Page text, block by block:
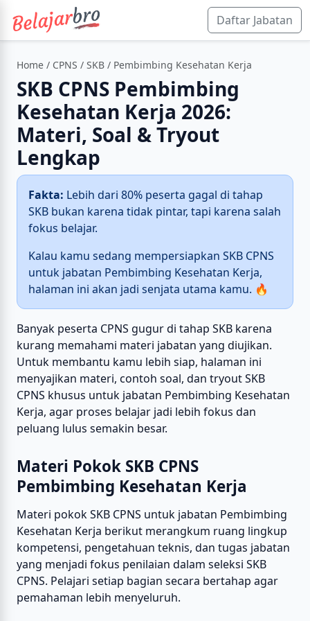
Daftar Jabatan
Home / CPNS / SKB / Pembimbing Kesehatan Kerja
SKB CPNS Pembimbing
Kesehatan Kerja 2026:
Materi, Soal & Tryout
Lengkap
Fakta: Lebih dari 80% peserta gagal di tahap
SKB bukan karena tidak pintar, tapi karena salah
fokus belajar.
Kalau kamu sedang mempersiapkan SKB CPNS
untuk jabatan Pembimbing Kesehatan Kerja,
halaman ini akan jadi senjata utama kamu. 🔥
Banyak peserta CPNS gugur di tahap SKB karena
kurang memahami materi jabatan yang diujikan.
Untuk membantu kamu lebih siap, halaman ini
menyajikan materi, contoh soal, dan tryout SKB
CPNS khusus untuk jabatan Pembimbing Kesehatan
Kerja, agar proses belajar jadi lebih fokus dan
peluang lulus semakin besar.
Materi Pokok SKB CPNS
Pembimbing Kesehatan Kerja
Materi pokok SKB CPNS untuk jabatan Pembimbing
Kesehatan Kerja berikut merangkum ruang lingkup
kompetensi, pengetahuan teknis, dan tugas jabatan
yang menjadi fokus penilaian dalam seleksi SKB
CPNS. Pelajari setiap bagian secara bertahap agar
pemahaman lebih menyeluruh.